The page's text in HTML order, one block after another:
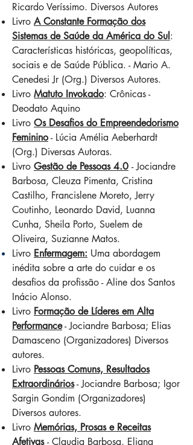
Ricardo Veríssimo. Diversos Autores
Livro A Constante Formação dos
Sistemas de Saúde da América do Sul :
Características históricas, geopolíticas,
sociais e de Saúde Pública. - Mario A.
Cenedesi Jr (Org.) Diversos Autores.
Livro Matuto Invokado: Crônicas -
Deodato Aquino
Livro Os Desafios do Empreendedorismo
Feminino- Lúcia Amélia Aeberhardt
(Org.) Diversas Autoras.
Livro Gestão de Pessoas 4.0 - Jociandre
Barbosa, Cleuza Pimenta, Cristina
Castilho, Francislene Moreto, Jerry
Coutinho, Leonardo David, Luanna
Cunha, Sheila Porto, Suelem de
Oliveira, Suzianne Matos.
Livro Enfermagem: Uma abordagem
inédita sobre a arte do cuidar e os
desafios da profissão - Aline dos Santos
Inácio Alonso.
Livro Formação de Líderes em Alta
Performance- Jociandre Barbosa; Elias
Damasceno (Organizadores) Diversos
autores.
Livro Pessoas Comuns, Resultados
Extraordinários- Jociandre Barbosa; Igor
Sargin Gondim (Organizadores)
Diversos autores.
Livro Memórias, Prosas e Receitas
Afetivas- Claudia Barbosa, Eliana